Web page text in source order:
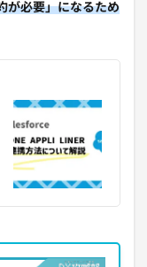
が必要」になるため